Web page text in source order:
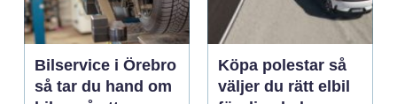
Bilservice i Örebro
så tar du hand om
Köpa polestar så
väljer du rätt elbil